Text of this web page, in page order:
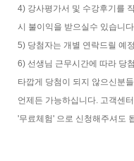
4) 강사평가서 및 수강후기를
시 불이익을 받으실수 있습니다
5) 당첨자는 개별 연락드릴 예
6) 선생님 근무시간에 따라 당
타깝게 당첨이 되지 않으신분
언제든 가능하십니다. 고객센
'무료체험' 으로 신청해주셔도